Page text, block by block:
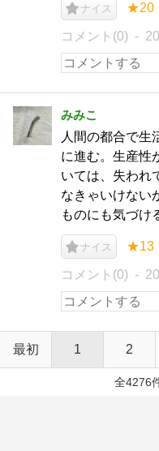
ナイス ★20
コメント(0)
みみこ
人間の都合で生
に進む。生産性
いては、失われ
なきゃいけない
ものにも気づけ
ナイス ★13
コメント(0)
最初 1 2
全4276